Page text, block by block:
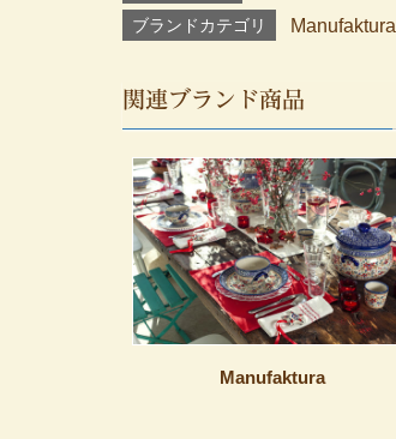
ブランドカテゴリ Manufaktura
関連ブランド商品
Manufaktura